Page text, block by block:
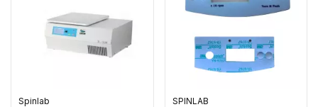
Spinlab SPINLAB